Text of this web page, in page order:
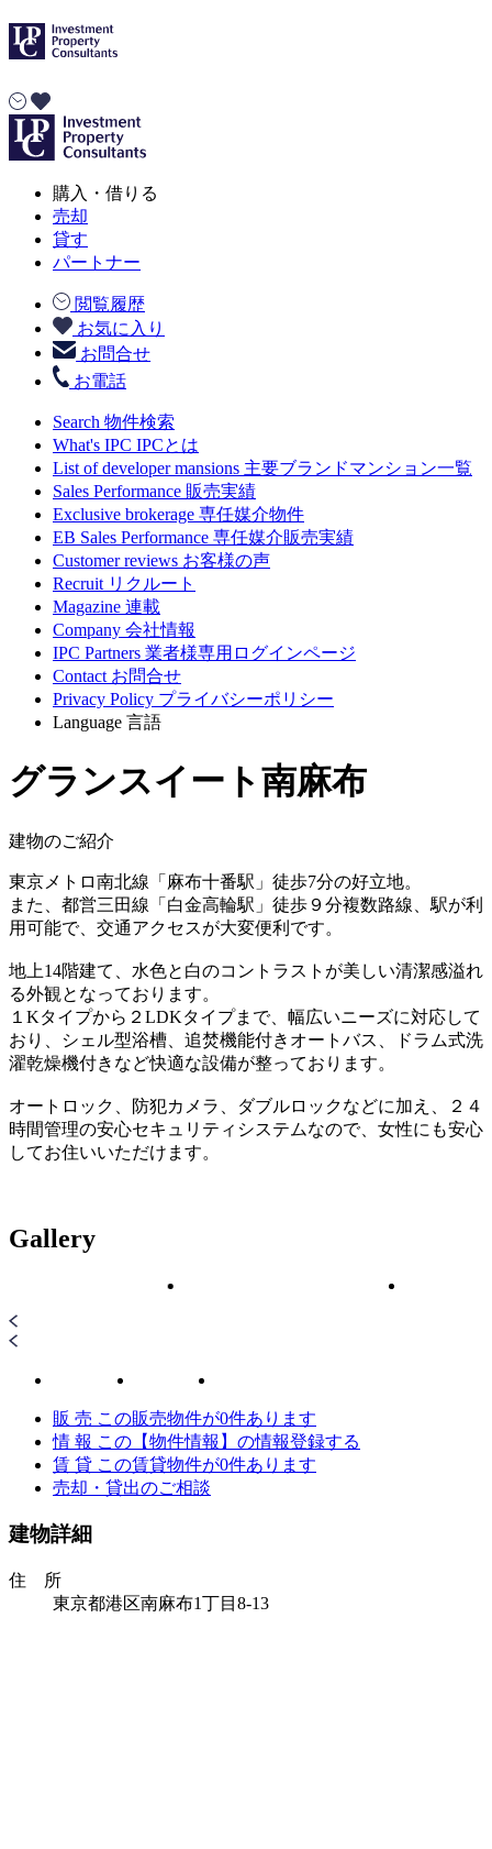
購入・借りる
売却
貸す
パートナー
閲覧履歴
お気に入り
お問合せ
お電話
Search 物件検索
What's IPC IPCとは
List of developer mansions 主要ブランドマンション一覧
Sales Performance 販売実績
Exclusive brokerage 専任媒介物件
EB Sales Performance 専任媒介販売実績
Customer reviews お客様の声
Recruit リクルート
Magazine 連載
Company 会社情報
IPC Partners 業者様専用ログインページ
Contact お問合せ
Privacy Policy プライバシーポリシー
Language 言語
グランスイート南麻布
建物のご紹介
東京メトロ南北線「麻布十番駅」徒歩7分の好立地。
また、都営三田線「白金高輪駅」徒歩９分複数路線、駅が利
用可能で、交通アクセスが大変便利です。
地上14階建て、水色と白のコントラストが美しい清潔感溢れ
る外観となっております。
１Kタイプから２LDKタイプまで、幅広いニーズに対応して
おり、シェル型浴槽、追焚機能付きオートバス、ドラム式洗
濯乾燥機付きなど快適な設備が整っております。
オートロック、防犯カメラ、ダブルロックなどに加え、２４
時間管理の安心セキュリティシステムなので、女性にも安心
してお住いいただけます。
Gallery
販 売 この販売物件が0件あります
情 報 この【物件情報】の情報登録する
賃 貸 この賃貸物件が0件あります
売却・貸出のご相談
建物詳細
住 所
東京都港区南麻布1丁目8‐13